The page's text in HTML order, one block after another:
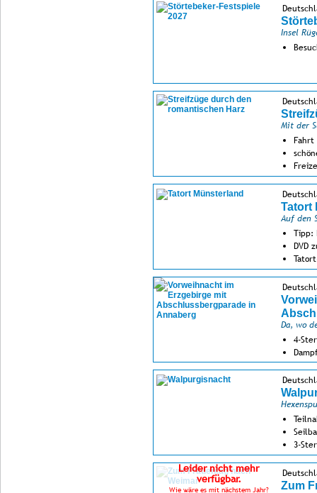
Insel
Mit der
Fahrt
Tatort
Auf den
Tipp:
DVD
Da, wo
4-
3-
Leider nicht mehr
verfügbar.
Wie wäre es mit nächstem Jahr? Zum